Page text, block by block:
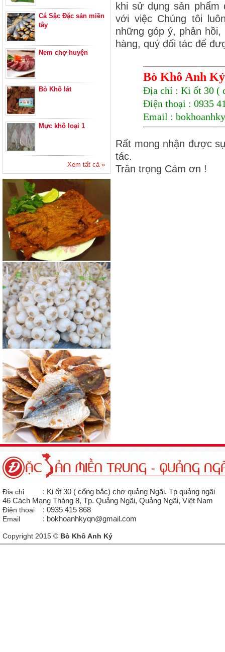
Cá Sặc Đặc sản miền
tây
Nem chợ huyện
Bò Khô lát
Mực khô loại 1
Xem tất cả »
khi sử dụng sản
với việc Chúng tôi
những góp ý, phản
hàng, quý đối tác để
Bò Khô Anh Ký
Địa chỉ : Ki ốt 30 (
Điện thoại : 0935
Email :
Rất mong nhận được
tác.
Trân trọng Cảm ơn !
Địa chỉ
: Ki ốt 30 ( cổng bắc) chợ quảng Ngãi. Tp quảng ngãi
46 Cách Mạng Tháng 8, Tp. Quảng Ngãi, Quảng Ngãi, Việt Nam
Điện thoại
: 0935 415 868
Email
: bokhoanhkyqn@gmail.com
Copyright 2015 © Bò Khô Anh Ký